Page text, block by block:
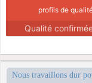
profils de
Qualité
Nous travaillons dur